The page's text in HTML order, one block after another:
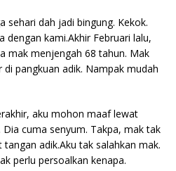
sehari dah jadi bingung. Kekok.
dengan kami.Akhir Februari lalu,
mak menjengah 68 tahun. Mak
pangkuan adik. Nampak mudah
aku mohon maaf lewat
cuma senyum. Takpa, mak tak
adik.Aku tak salahkan mak.
perlu persoalkan kenapa.